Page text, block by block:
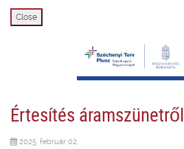
Close
Értesítés áramszünetről
2025. február 02.